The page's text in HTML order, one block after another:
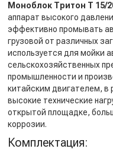
Моноблок Тритон T 15/
аппарат высокого
эффективно промывать
грузовой от различных
используется для мойки
сельскохозяйственных
промышленности и
китайским двигателем, в
высокие технические
открытой площадке,
коррозии.
Комплектация: